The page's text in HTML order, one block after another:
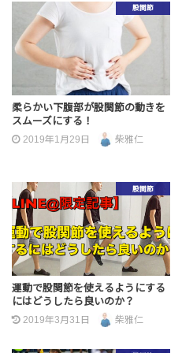
股関節
柔らかい下腹部が股関節の動きを
スムーズにする！
2019年1月29日 柴雅仁
股関節
運動で股関節を使えるようにする
にはどうしたら良いのか？
2019年3月31日 柴雅仁